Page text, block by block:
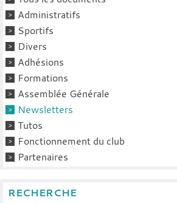
Administratifs
Sportifs
Divers
Adhésions
Formations
Assemblée Générale
Newsletters
Tutos
Fonctionnement du club
Partenaires
RECHERCHE